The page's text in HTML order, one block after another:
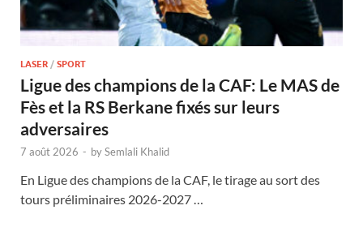
LASER / SPORT
Ligue des champions de la CAF: Le MAS de
Fès et la RS Berkane fixés sur leurs
adversaires
7 août 2026 - bySemlali Khalid
En Ligue des champions de la CAF, le tirage au sort des
tours préliminaires 2026-2027 …